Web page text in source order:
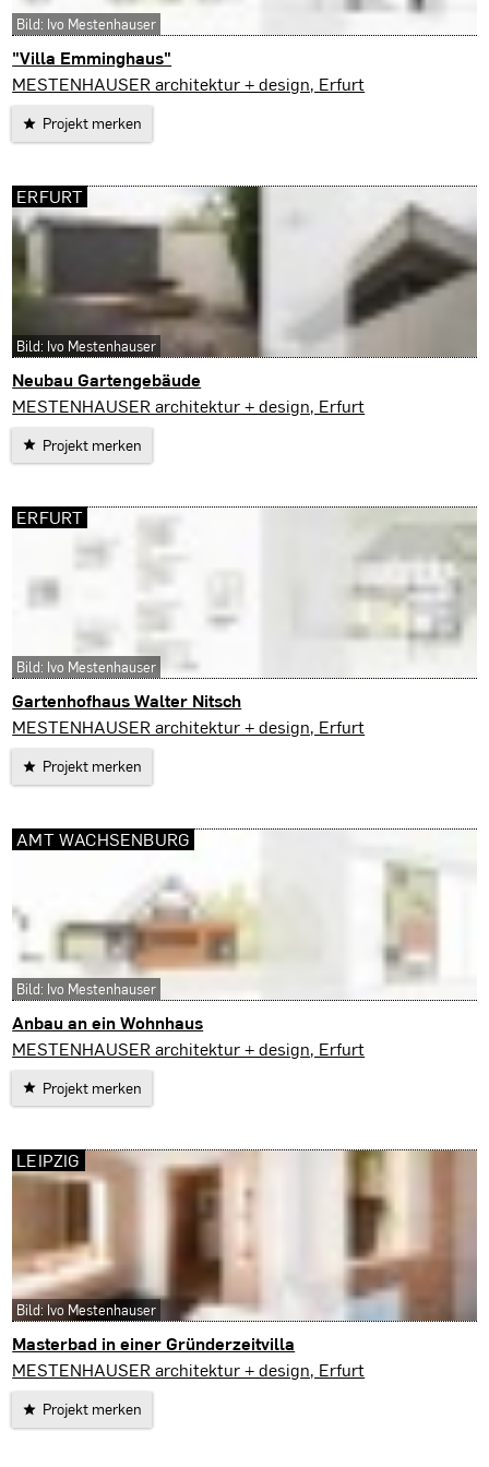
"Villa Emminghaus"
Gotha
MESTENHAUSER architektur + design, Erfurt
Projekt merken
Bild: Ivo Mestenhauser
Neubau Gartengebäude
Erfurt
MESTENHAUSER architektur + design, Erfurt
Projekt merken
ERFURT
Bild: Ivo Mestenhauser
Gartenhofhaus Walter Nitsch
Erfurt
MESTENHAUSER architektur + design, Erfurt
Projekt merken
ERFURT
Bild: Ivo Mestenhauser
Anbau an ein Wohnhaus
Amt Wachsenburg
MESTENHAUSER architektur + design, Erfurt
Projekt merken
AMT WACHSENBURG
Bild: Ivo Mestenhauser
Masterbad in einer Gründerzeitvilla
Leipzig
MESTENHAUSER architektur + design, Erfurt
Projekt merken
LEIPZIG
Bild: Ivo Mestenhauser